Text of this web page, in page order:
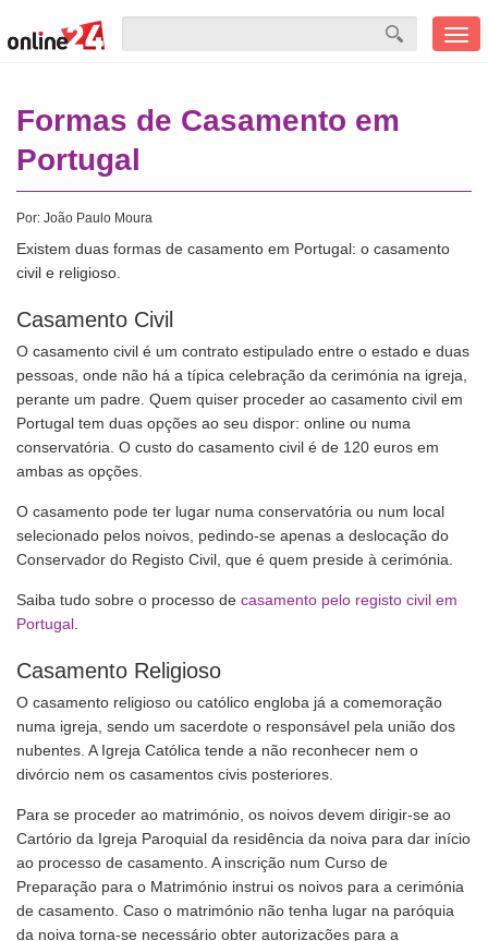
Formas de Casamento em
Portugal
Por: João Paulo Moura
Existem duas formas de casamento em Portugal: o casamento
civil e religioso.
Casamento Civil
O casamento civil é um contrato estipulado entre o estado e duas
pessoas, onde não há a típica celebração da cerimónia na igreja,
perante um padre. Quem quiser proceder ao casamento civil em
Portugal tem duas opções ao seu dispor: online ou numa
conservatória. O custo do casamento civil é de 120 euros em
ambas as opções.
O casamento pode ter lugar numa conservatória ou num local
selecionado pelos noivos, pedindo-se apenas a deslocação do
Conservador do Registo Civil, que é quem preside à cerimónia.
Saiba tudo sobre o processo de casamento pelo registo civil em
Portugal
Casamento Religioso
O casamento religioso ou católico engloba já a comemoração
numa igreja, sendo um sacerdote o responsável pela união dos
nubentes. A Igreja Católica tende a não reconhecer nem o
divórcio nem os casamentos civis posteriores.
Para se proceder ao matrimónio, os noivos devem dirigir-se ao
Cartório da Igreja Paroquial da residência da noiva para dar início
ao processo de casamento. A inscrição num Curso de
Preparação para o Matrimónio instrui os noivos para a cerimónia
de casamento. Caso o matrimónio não tenha lugar na paróquia
da noiva torna-se necessário obter autorizações para a